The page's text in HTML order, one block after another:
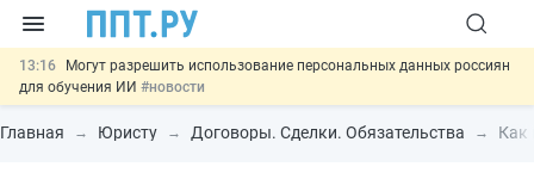
13:16
Могут разрешить использование персональных данных россиян
для обучения ИИ #новости
12:42 Губернаторам дадут право вводить разрешительный учёт
иностранцев#новости
Главная Юристу Договоры. Сделки. Обязательства Как